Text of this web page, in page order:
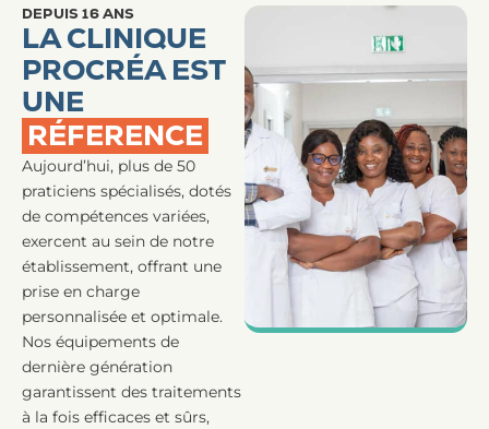
DEPUIS 16 ANS
LA CLINIQUE
PROCRÉA EST
UNE
RÉFERENCE
Aujourd’hui, plus de 50
praticiens spécialisés, dotés
de compétences variées,
exercent au sein de notre
établissement, offrant une
prise en charge
personnalisée et optimale.
Nos équipements de
dernière génération
garantissent des traitements
à la fois efficaces et sûrs,